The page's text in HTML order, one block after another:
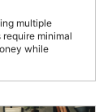
multiple
minimal
while